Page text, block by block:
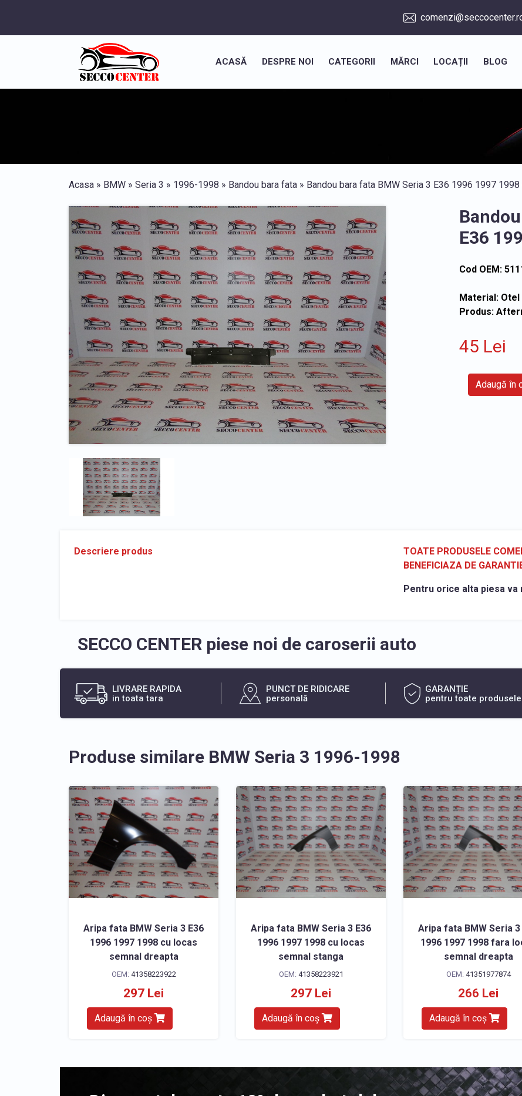
ACASĂ DESPRE NOI CATEGORII MĂRCI LOCAȚII BLOG
Acasa » BMW » Seria 3 » 1996-1998 » Bandou bara fata » Bandou bara fata BMW Seria 3 E36 1996 1997 1998
E36
Cod OEM:
Material: Otel
Produs:
45 Lei
Adaugă în
Descriere produs
TOATE PRODUSELE
BENEFICIAZA DE
Pentru orice alta piesa va
SECCO CENTER piese noi de caroserii auto
LIVRARE RAPIDA
in toata tara
PUNCT DE RIDICARE
personală
GARANȚIE
pentru toate produsele
Produse similare BMW Seria 3 1996-1998
Aripa fata BMW Seria 3 E36
1996 1997 1998 cu locas
semnal dreapta
OEM: 41358223922
297 Lei
Adaugă în coș
Aripa fata BMW Seria 3 E36
1996 1997 1998 cu locas
semnal stanga
OEM: 41358223921
297 Lei
Adaugă în coș
Aripa fata BMW Seria 3
1996 1997 1998 fara
semnal dreapta
OEM: 41351977874
266 Lei
Adaugă în coș